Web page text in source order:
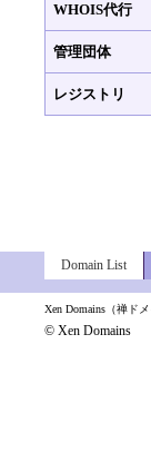
WHOIS代行
管理団体
レジストリ
Domain List
Xen Domains（禅ド
© Xen Domains